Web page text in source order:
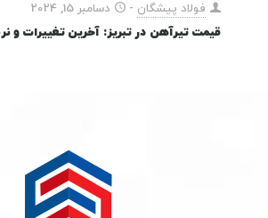
فولاد پیشگان -
دسامبر 15, 2024
قیمت تیرآهن در تبریز: آخرین تغییرات و